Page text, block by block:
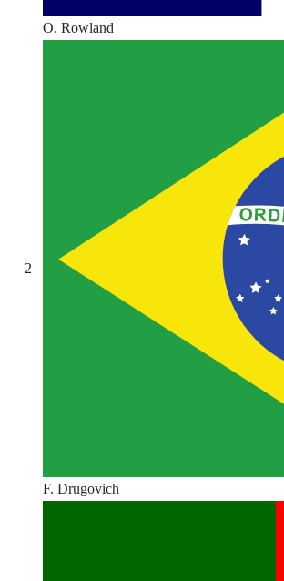
O. Rowland
2
F. Drugovich